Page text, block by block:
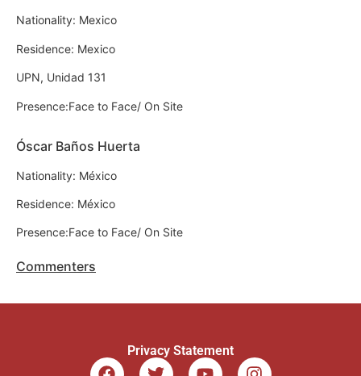
Nationality: Mexico
Residence: Mexico
UPN, Unidad 131
Presence:Face to Face/ On Site
Óscar Baños Huerta
Nationality: México
Residence: México
Presence:Face to Face/ On Site
Commenters
Privacy Statement